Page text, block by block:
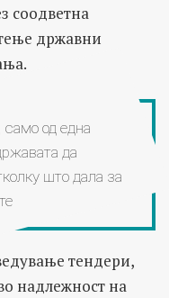
соодветна
државни
само од една
да
што дала за
тендери,
надлежност на